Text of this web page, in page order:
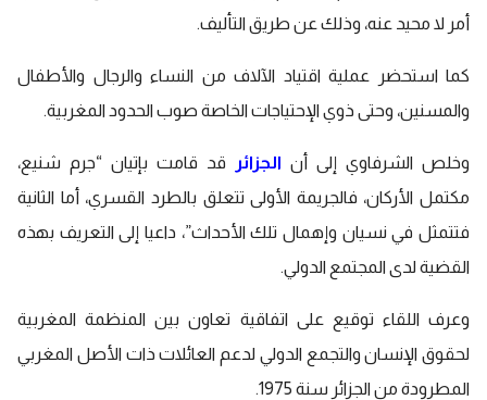
أمر لا محيد عنه، وذلك عن طريق التأليف.
كما استحضر عملية اقتياد الآلاف من النساء والرجال والأطفال
والمسنين، وحتى ذوي الإحتياجات الخاصة صوب الحدود المغربية.
وخلص الشرفاوي إلى أن الجزائر
قد قامت بإتيان “جرم شنيع،
مكتمل الأركان، فالجريمة الأولى تتعلق بالطرد القسري، أما الثانية
فتتمثل في نسيان وإهمال تلك الأحداث”، داعيا إلى التعريف بهذه
القضية لدى المجتمع الدولي.
وعرف اللقاء توقيع على اتفاقية تعاون بين المنظمة المغربية
لحقوق الإنسان والتجمع الدولي لدعم العائلات ذات الأصل المغربي
المطرودة من الجزائر سنة 1975.